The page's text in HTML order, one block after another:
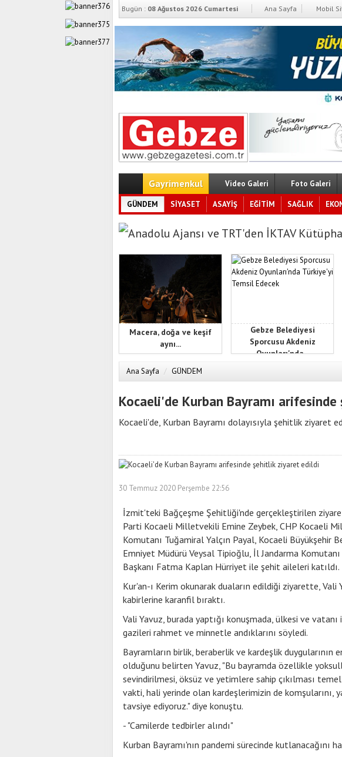
Bugün : 08 Ağustos 2026 Cumartesi Ana Sayfa Mobil
Gayrimenkul Video Galeri Foto Galeri
GÜNDEM SİYASET ASAYİŞ EĞİTİM SAĞLIK
Anadolu Ajansı ve TRT'den İKTAV
Macera, doğa ve keşif
aynı...
Gebze Belediyesi
Sporcusu Akdeniz
Oyunları'nda...
Ana Sayfa / GÜNDEM
Kocaeli'de Kurban Bayramı
Kocaeli'de, Kurban Bayramı dolayısıyla şehitlik ziyaret
30 Temmuz 2020 Perşembe 22:56
İzmit'teki Bağçeşme Şehitliği'nde gerçekleştirilen
Parti Kocaeli Milletvekili Emine Zeybek, CHP Kocaeli
Komutanı Tuğamiral Yalçın Payal, Kocaeli Büyükşehir
Emniyet Müdürü Veysal Tipioğlu, İl Jandarma
Başkanı Fatma Kaplan Hürriyet ile şehit aileleri katıldı.
Kur'an-ı Kerim okunarak duaların edildiği ziyarette,
kabirlerine karanfil bıraktı.
Vali Yavuz, burada yaptığı konuşmada, ülkesi ve
gazileri rahmet ve minnetle andıklarını söyledi.
Bayramların birlik, beraberlik ve kardeşlik duygularının
olduğunu belirten Yavuz, "Bu bayramda özellikle
sevindirilmesi, öksüz ve yetimlere sahip çıkılması
vakti, hali yerinde olan kardeşlerimizin de komşularını,
tavsiye ediyoruz." diye konuştu.
- "Camilerde tedbirler alındı"
Kurban Bayramı'nın pandemi sürecinde kutlanacağını